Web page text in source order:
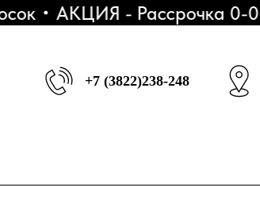
АКЦИЯ - Рассрочка 0-0-6
+7 (3822)238-248